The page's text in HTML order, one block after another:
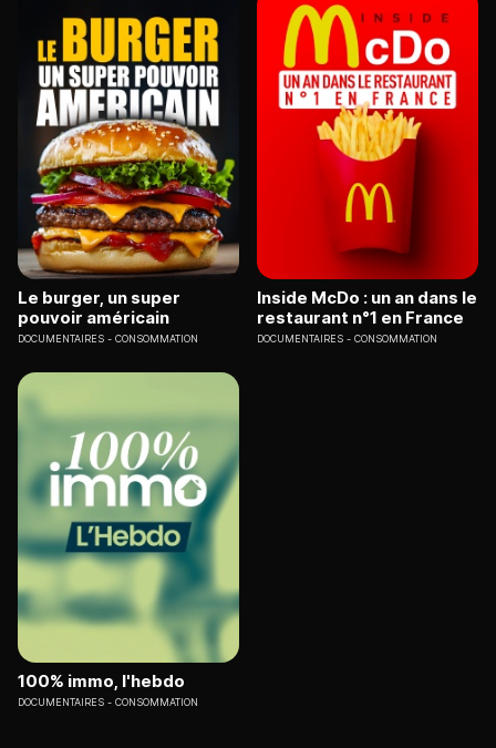
Le burger, un super
pouvoir américain
DOCUMENTAIRES CONSOMMATION
Inside McDo : un an dans le
restaurant n°1 en France
DOCUMENTAIRES CONSOMMATION
100% immo, l'hebdo
DOCUMENTAIRES CONSOMMATION